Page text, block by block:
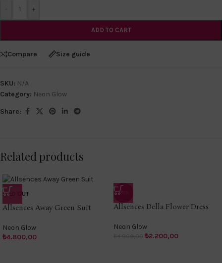
- +
ADD TO CART
Compare Size guide
SKU: N/A
Category: Neon Glow
Share:
Related products
SOLD OUT
Allsences Away Green Suit
Neon Glow
₺4.800,00
-55%
Allsences Della Flower Dress
Neon Glow
₺2.200,00